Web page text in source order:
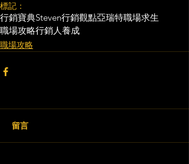
標記：
行銷寶典Steven行銷觀點亞瑞特職場求生
職場攻略行銷人養成
職場攻略
留言